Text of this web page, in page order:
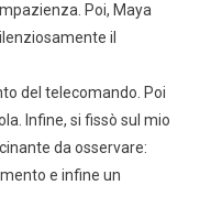
Poi, Maya
il
del telecomando. Poi
Infine, si fissò sul mio
da osservare:
e infine un